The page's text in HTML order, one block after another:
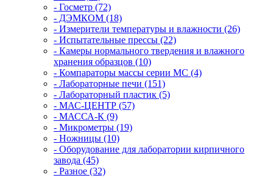
- Госметр (72)
- ДЭМКОМ (18)
- Измерители температуры и влажности (26)
- Испытательные прессы (22)
- Камеры нормального твердения и влажного
хранения образцов (10)
- Компараторы массы серии MC (4)
- Лабораторные печи (151)
- Лабораторный пластик (5)
- МАС-ЦЕНТР (57)
- МАССА-К (9)
- Микрометры (19)
- Ножницы (10)
- Оборудование для лаборатории кирпичного
завода (45)
- Разное (32)